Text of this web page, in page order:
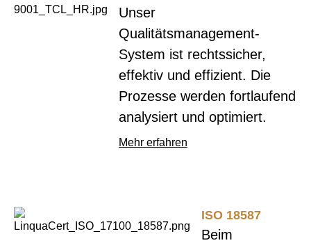
Unser
Qualitätsmanagement-
System ist rechtssicher,
effektiv und effizient. Die
Prozesse werden fortlaufend
analysiert und optimiert.
Mehr erfahren
ISO 18587
Beim